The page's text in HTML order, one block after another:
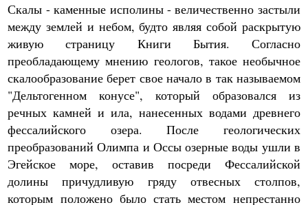
Скалы - каменные исполины - величественно застыли
между землей и небом, будто являя собой раскрытую
живую страницу Книги Бытия. Согласно
преобладающему мнению геологов, такое необычное
скалообразование берет свое начало в так называемом
"Дельтогенном конусе", который образовался из
речных камней и ила, нанесенных водами древнего
фессалийского озера. После геологических
преобразований Олимпа и Оссы озерные воды ушли в
Эгейское море, оставив посреди Фессалийской
долины причудливую гряду отвесных столпов,
которым положено было стать местом непрестанно